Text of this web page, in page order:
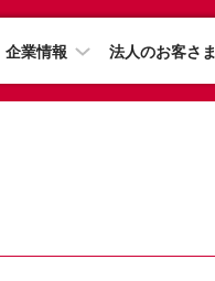
企業情報 法人のお客さま